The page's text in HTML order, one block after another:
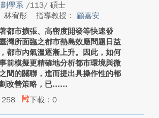
學系 /113/ 碩士
林宥彤
指導教授： 顧嘉安
都市擴張、高密度開發等快速發
灣所面臨之都市熱島效應問題日益
都市內氣溫逐漸上升。因此，如何
前模擬更精確地分析都市環境與微
間的關聯，進而提出具操作性的都
改善策略，已...
258
下載：0